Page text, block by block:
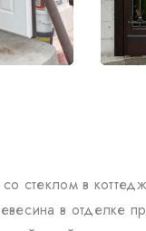
стеклом в
в отделке